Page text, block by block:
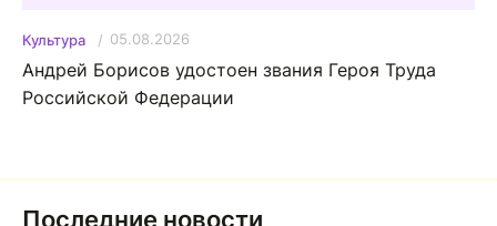
Культура 05.08.2026
Андрей Борисов удостоен звания Героя Труда
Российской Федерации
Последние новости